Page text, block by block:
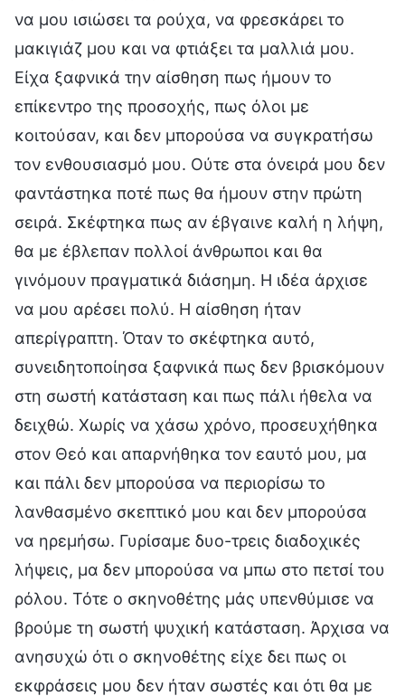
να μου ισιώσει τα ρούχα, να φρεσκάρει το
μακιγιάζ μου και να φτιάξει τα μαλλιά μου.
Είχα ξαφνικά την αίσθηση πως ήμουν το
επίκεντρο της προσοχής, πως όλοι με
κοιτούσαν, και δεν μπορούσα να συγκρατήσω
τον ενθουσιασμό μου. Ούτε στα όνειρά μου δεν
φαντάστηκα ποτέ πως θα ήμουν στην πρώτη
σειρά. Σκέφτηκα πως αν έβγαινε καλή η λήψη,
θα με έβλεπαν πολλοί άνθρωποι και θα
γινόμουν πραγματικά διάσημη. Η ιδέα άρχισε
να μου αρέσει πολύ. Η αίσθηση ήταν
απερίγραπτη. Όταν το σκέφτηκα αυτό,
συνειδητοποίησα ξαφνικά πως δεν βρισκόμουν
στη σωστή κατάσταση και πως πάλι ήθελα να
δειχθώ. Χωρίς να χάσω χρόνο, προσευχήθηκα
στον Θεό και απαρνήθηκα τον εαυτό μου, μα
και πάλι δεν μπορούσα να περιορίσω το
λανθασμένο σκεπτικό μου και δεν μπορούσα
να ηρεμήσω. Γυρίσαμε δυο-τρεις διαδοχικές
λήψεις, μα δεν μπορούσα να μπω στο πετσί του
ρόλου. Τότε ο σκηνοθέτης μάς υπενθύμισε να
βρούμε τη σωστή ψυχική κατάσταση. Άρχισα να
ανησυχώ ότι ο σκηνοθέτης είχε δει πως οι
εκφράσεις μου δεν ήταν σωστές και ότι θα με